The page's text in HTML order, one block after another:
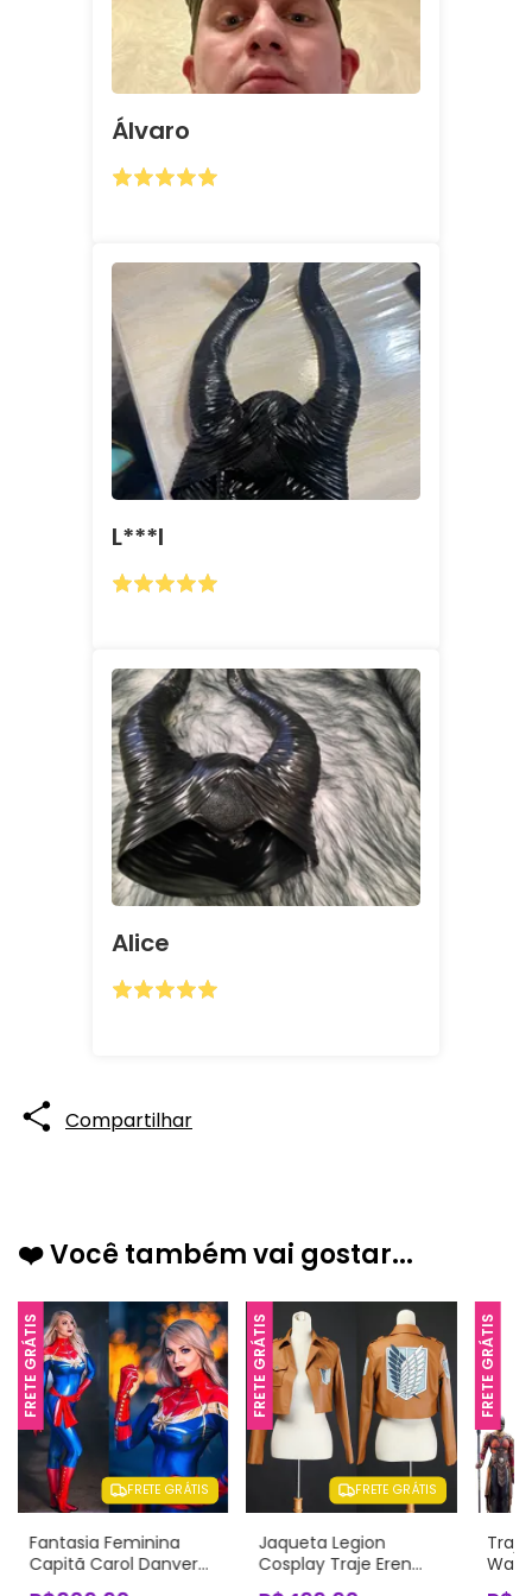
Álvaro
L***i
Alice
Compartilhar
❤️ Você também vai gostar...
FRETE GRÁTIS
FRETE GRÁTIS
Fantasia Feminina
Capitã Carol Danvers
FRETE GRÁTIS
FRETE GRÁTIS
Jaqueta Legion
Cosplay Traje Eren
FRETE GRÁTIS